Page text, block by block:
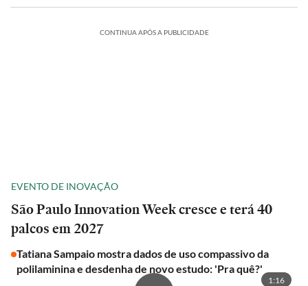
CONTINUA APÓS A PUBLICIDADE
EVENTO DE INOVAÇÃO
São Paulo Innovation Week cresce e terá 40
palcos em 2027
Tatiana Sampaio mostra dados de uso compassivo da
polilaminina e desdenha de novo estudo: 'Pra quê?'
1:16